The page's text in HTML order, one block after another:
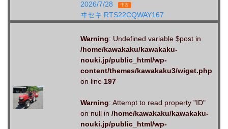
2026/7/28
中古
ヰセキ RTS22CQWAY167
Warning: Undefined variable $post in
/home/kawakaku/kawakaku-
nouki.jp/public_html/wp-
content/themes/kawakaku3/wiget.php
on line 197
Warning: Attempt to read property "ID"
on null in /home/kawakaku/kawakaku-
nouki.jp/public_html/wp-